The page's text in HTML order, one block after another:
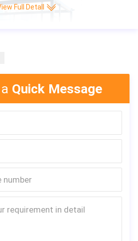
Full Detall
Quick Message
requirement in detail